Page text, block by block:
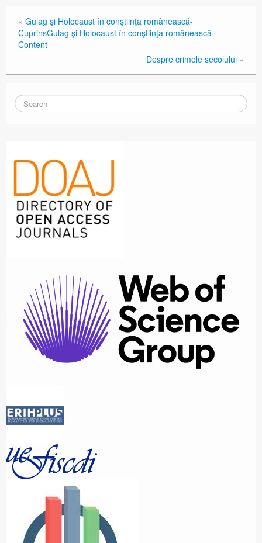
« Gulag şi Holocaust în conştiinţa românească-
CuprinsGulag şi Holocaust în conştiinţa românească-
Content
Despre crimele secolului »